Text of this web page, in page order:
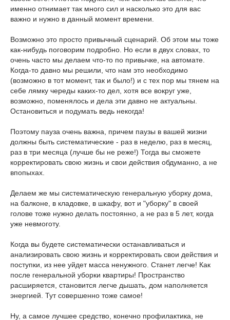
именно отнимает так много сил и насколько это для вас
важно и нужно в данный момент времени.
Возможно это просто привычный сценарий. Об этом мы тоже
как-нибудь поговорим подробно. Но если в двух словах, то
очень часто мы делаем что-то по привычке, на автомате.
Когда-то давно мы решили, что нам это необходимо
(возможно в тот момент, так и было!) и с тех пор мы тянем на
себе лямку череды каких-то дел, хотя все вокруг уже,
возможно, поменялось и дела эти давно не актуальны.
Остановиться и подумать ведь некогда!
Поэтому пауза очень важна, причем паузы в вашей жизни
должны быть систематические - раз в неделю, раз в месяц,
раз в три месяца (лучше бы не реже!) Тогда вы сможете
корректировать свою жизнь и свои действия обдуманно, а не
впопыхах.
Делаем же мы систематическую генеральную уборку дома,
на балконе, в кладовке, в шкафу, вот и "уборку" в своей
голове тоже нужно делать постоянно, а не раз в 5 лет, когда
уже невмоготу.
Когда вы будете систематически останавливаться и
анализировать свою жизнь и корректировать свои действия и
поступки, из нее уйдет масса ненужного. Станет легче! Как
после генеральной уборки квартиры! Пространство
расширяется, становится легче дышать, дом наполняется
энергией. Тут совершенно тоже самое!
Ну, а самое лучшее средство, конечно профилактика, не